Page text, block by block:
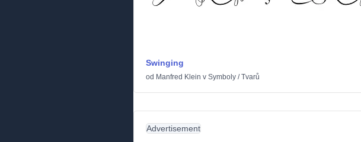
Swinging
od Manfred Klein v Symboly /Tvarů
Advertisement